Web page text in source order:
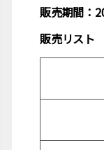
販売期間：
販売リスト